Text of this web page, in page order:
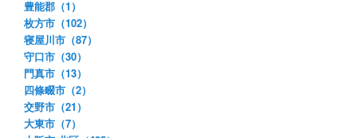
豊能郡（1）
枚方市（102）
寝屋川市（87）
守口市（30）
門真市（13）
四條畷市（2）
交野市（21）
大東市（7）